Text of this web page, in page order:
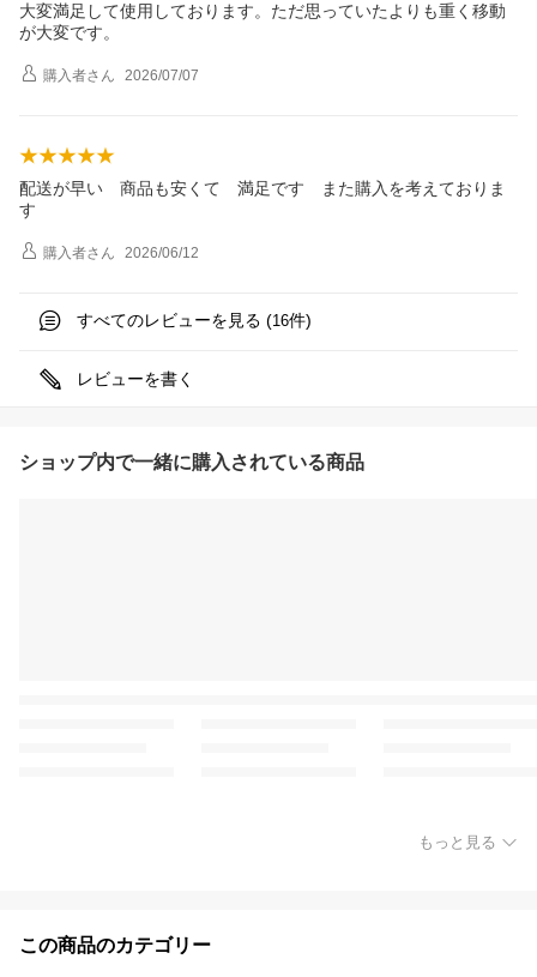
大変満足して使用しております。ただ思っていたよりも重く移動
が大変です。
購入者さん 2026/07/07
配送が早い 商品も安くて 満足です また購入を考えておりま
す
購入者さん 2026/06/12
すべてのレビューを見る (16件)
レビューを書く
ショップ内で一緒に購入されている商品
もっと見る
この商品のカテゴリー